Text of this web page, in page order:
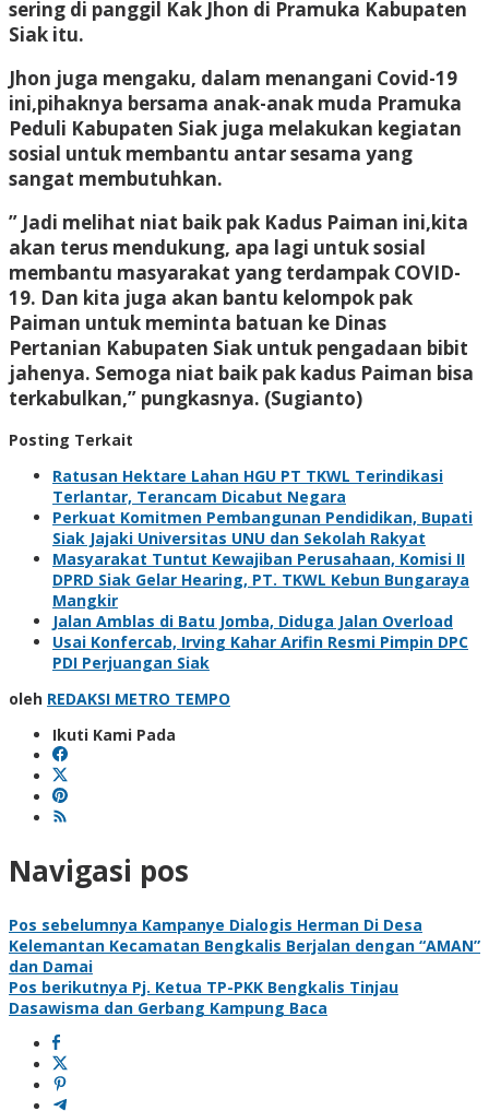
sering di panggil Kak Jhon di Pramuka Kabupaten
Siak itu.
Jhon juga mengaku, dalam menangani Covid-19
ini,pihaknya bersama anak-anak muda Pramuka
Peduli Kabupaten Siak juga melakukan kegiatan
sosial untuk membantu antar sesama yang
sangat membutuhkan.
” Jadi melihat niat baik pak Kadus Paiman ini,kita
akan terus mendukung, apa lagi untuk sosial
membantu masyarakat yang terdampak COVID-
19. Dan kita juga akan bantu kelompok pak
Paiman untuk meminta batuan ke Dinas
Pertanian Kabupaten Siak untuk pengadaan bibit
jahenya. Semoga niat baik pak kadus Paiman bisa
terkabulkan,” pungkasnya. (Sugianto)
Posting Terkait
Ratusan Hektare Lahan HGU PT TKWL Terindikasi
Terlantar, Terancam Dicabut Negara
Perkuat Komitmen Pembangunan Pendidikan, Bupati
Siak Jajaki Universitas UNU dan Sekolah Rakyat
Masyarakat Tuntut Kewajiban Perusahaan, Komisi II
DPRD Siak Gelar Hearing, PT. TKWL Kebun Bungaraya
Mangkir
Jalan Amblas di Batu Jomba, Diduga Jalan Overload
Usai Konfercab, Irving Kahar Arifin Resmi Pimpin DPC
PDI Perjuangan Siak
oleh REDAKSI METRO TEMPO
Ikuti Kami Pada
Navigasi pos
Pos sebelumnya Kampanye Dialogis Herman Di Desa
Kelemantan Kecamatan Bengkalis Berjalan dengan “AMAN”
dan Damai
Pos berikutnya Pj. Ketua TP-PKK Bengkalis Tinjau
Dasawisma dan Gerbang Kampung Baca